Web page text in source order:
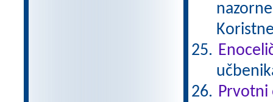
Prvotni